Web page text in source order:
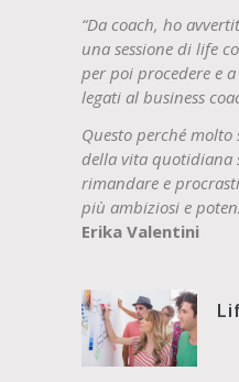
“Da coach, ho
una sessione di life
per poi procedere e
legati al business
Questo perché molto
della vita quotidiana
rimandare e
più ambiziosi e
Erika Valentini